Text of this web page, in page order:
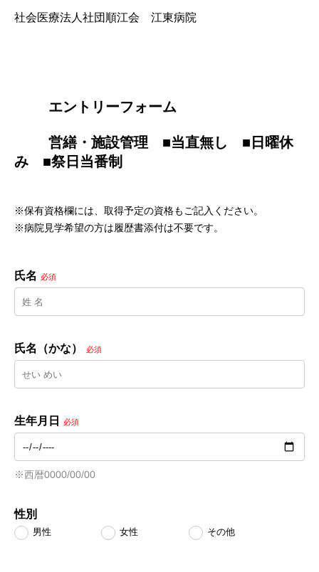
社会医療法人社団順江会 江東病院
        エントリーフォーム
み　■祭日当番制
※保有資格欄には、取得予定の資格もご記入ください。
※病院見学希望の方は履歴書添付は不要です。
氏名 必須
氏名（かな） 必須
生年月日 必須
※西暦0000/00/00
性別
男性 女性 その他